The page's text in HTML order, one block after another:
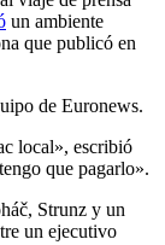
un ambiente
que publicó en
de Euronews.
local», escribió
que pagarlo».
Strunz y un
un ejecutivo